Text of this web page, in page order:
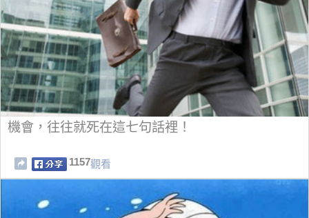
機會，往往就死在這七句話裡！
1157觀看